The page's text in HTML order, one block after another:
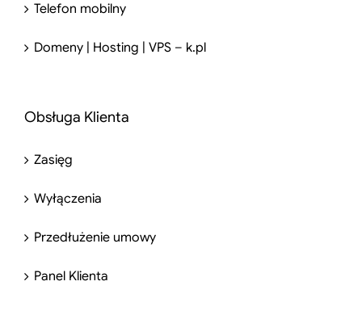
Telefon mobilny
Domeny | Hosting | VPS – k.pl
Obsługa Klienta
Zasięg
Wyłączenia
Przedłużenie umowy
Panel Klienta